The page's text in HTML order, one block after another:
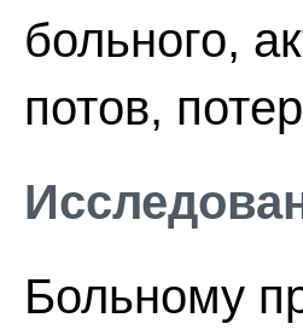
больного,
потов,
Больному